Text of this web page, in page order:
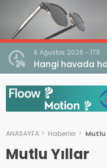
6 Ağustos 2026 - 17:11
Hangi havada
ANASAYFA Haberler Mutlu
Mutlu Yıllar